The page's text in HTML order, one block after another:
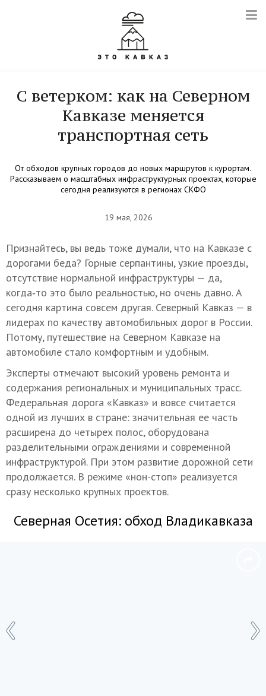
С ветерком: как на Северном
Кавказе меняется
транспортная сеть
От обходов крупных городов до новых маршрутов к курортам.
Рассказываем о масштабных инфраструктурных проектах, которые
сегодня реализуются в регионах СКФО
19 мая, 2026
Признайтесь, вы ведь тоже думали, что на Кавказе с
дорогами беда? Горные серпантины, узкие проезды,
отсутствие нормальной инфраструктуры — да,
когда‑то это было реальностью, но очень давно. А
сегодня картина совсем другая. Северный Кавказ — в
лидерах по качеству автомобильных дорог в России.
Потому, путешествие на Северном Кавказе на
автомобиле стало комфортным и удобным.
Эксперты отмечают высокий уровень ремонта и
содержания региональных и муниципальных трасс.
Федеральная дорога «Кавказ» и вовсе считается
одной из лучших в стране: значительная ее часть
расширена до четырех полос, оборудована
разделительными ограждениями и современной
инфраструктурой. При этом развитие дорожной сети
продолжается. В режиме «нон-стоп» реализуется
сразу несколько крупных проектов.
Северная Осетия: обход Владикавказа